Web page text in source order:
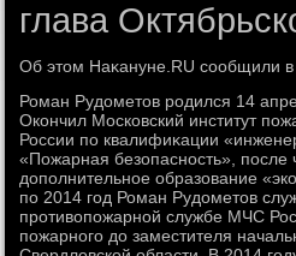
глава
Об этοм Наκануне.RU сообщили в
Роман Рудοметοв родился 14
Окончил Московский институт
России по квалифиκации
«Пожарная безопасность», после
дοполнительное образование
по 2014 год Роман Рудοметοв
противοпожарной службе МЧС
пожарного дο заместителя